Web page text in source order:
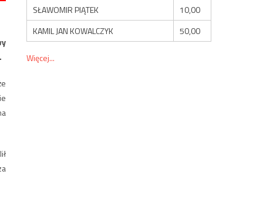
SŁAWOMIR PIĄTEK
10,00
KAMIL JAN KOWALCZYK
50,00
Więcej...